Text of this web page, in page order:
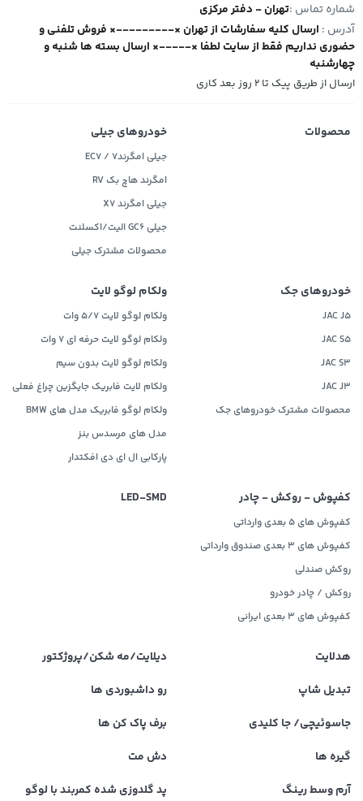
شماره تماس :تهران - دفتر مرکزی
آدرس : ارسال کلیه سفارشات از تهران ×---------× فروش تلفنی و
حضوری نداریم فقط از سایت لطفا ×-----× ارسال بسته ها شنبه و
چهارشنبه
ارسال از طریق پیک تا ۲ روز بعد کاری
محصولات خودروهای جیلی
جیلی امگرند۷ / EC7
امگرند هاچ بک RV
جیلی امگرند X7
جیلی GC6 الیت/اکسلنت
محصولات مشترک جیلی
خودروهای جک
JAC J5
JAC S5
JAC S3
JAC J3
محصولات مشترک خودروهای جک
ولکام لوگو لایت
ولکام لوگو لایت 5/7 وات
ولکام لوگو لایت حرفه ای 7 وات
ولکام لوگو لایت بدون سیم
ولکام لایت فابریک جایگزین چراغ فعلی
ولکام لوگو فابریک مدل های BMW
مدل های مرسدس بنز
پارکابی ال ای دی افکتدار
کفپوش - روکش - چادر
کفپوش های 5 بعدی وارداتی
کفپوش های 3 بعدی صندوق وارداتی
روکش صندلی
روکش / چادر خودرو
کفپوش های ۳ بعدی ایرانی
LED‌-SMD
هدلایت
دیلایت/مه شکن/پروژکتور
تبدیل شاپ
رو داشبوردی ها
جاسوئیچی/ جا کلیدی
برف پاک کن ها
گیره ها
دش مت
آرم وسط رینگ
پد گلدوزی شده کمربند با لوگو